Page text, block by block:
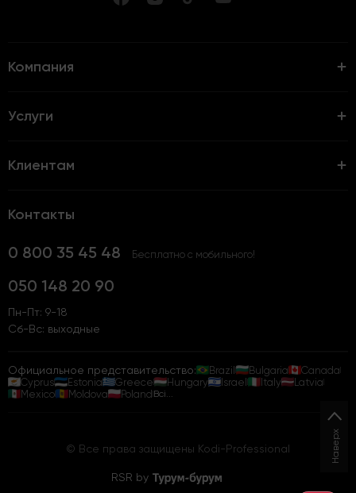
Компания
Услуги
Клиентам
Контакты
0 800 35 45 48 Бесплатно с мобильного!
050 148 20 90
Пн-Пт: 9-18
Сб-Вс: выходные
Официальное представительство: Brazil Bulgaria
Canada
Cyprus
Estonia Greece Hungary Israel Italy
Latvia
Mexico
Moldova PolandВсі...
© Все права защищены Kodi-Professional
RSR by
Наверх